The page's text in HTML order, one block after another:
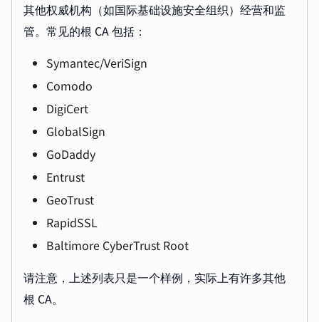
其他权威机构（如国际基础设施安全组织）经营和监
管。常见的根 CA 包括：
Symantec/VeriSign
Comodo
DigiCert
GlobalSign
GoDaddy
Entrust
GeoTrust
RapidSSL
Baltimore CyberTrust Root
请注意，上述列表只是一个样例，实际上有许多其他
根 CA。